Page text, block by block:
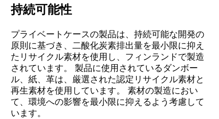
持続可能性
プライベートケースの製品は、持続可能な開発の
原則に基づき、二酸化炭素排出量を最小限に抑え
たリサイクル素材を使用し、フィンランドで製造
されています。 製品に使用されているダンボー
ル、紙、革は、厳選された認定リサイクル素材と
再生素材を使用しています。 素材の製造におい
て、環境への影響を最小限に抑えるよう考慮して
います。